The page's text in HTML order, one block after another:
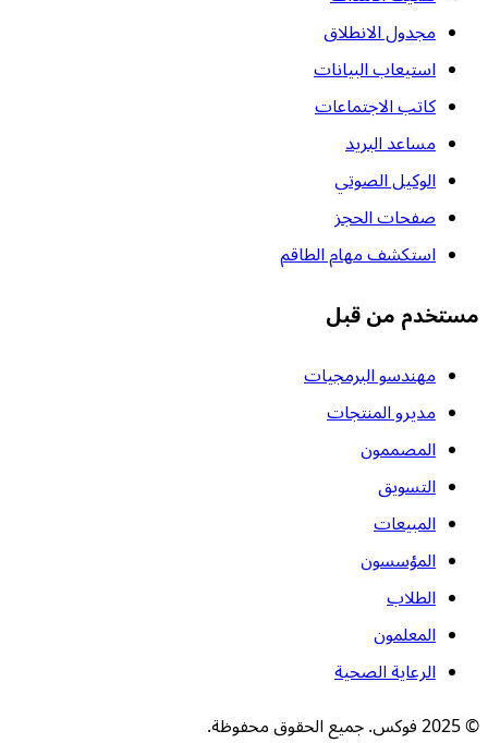
مجدول الانطلاق
استيعاب البيانات
كاتب الاجتماعات
مساعد البريد
الوكيل الصوتي
صفحات الحجز
استكشف مهام الطاقم
مستخدم من قبل
مهندسو البرمجيات
مديرو المنتجات
المصممون
التسويق
المبيعات
المؤسسون
الطلاب
المعلمون
الرعاية الصحية
© 2025 فوكس. جميع الحقوق محفوظة.